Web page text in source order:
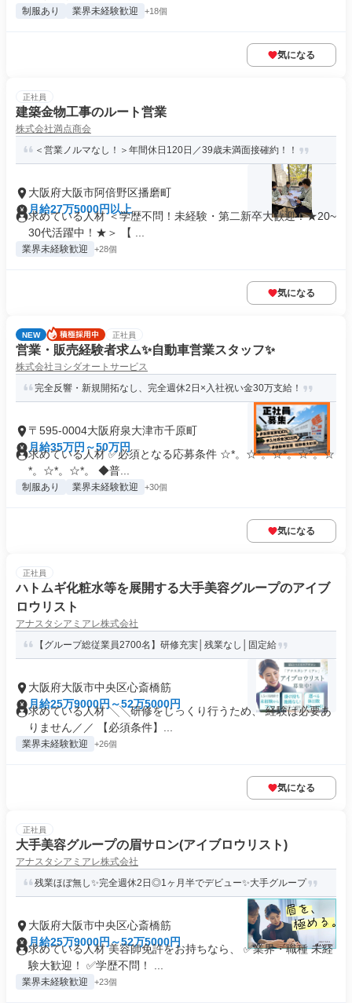
制服あり 業界未経験歓迎 +18個
気になる
正社員
建築金物工事のルート営業
株式会社満点商会
＜営業ノルマなし！＞年間休日120日／39歳未満面接確約！！
大阪府大阪市阿倍野区播磨町
月給27万5000円以上
求めている人材 ＜学歴不問！未経験・第二新卒大歓迎！★20~
30代活躍中！★＞ 【 ...
業界未経験歓迎 +28個
気になる
NEW 正社員
営業・販売経験者求ム✨自動車営業スタッフ✨
株式会社ヨシダオートサービス
完全反響・新規開拓なし、完全週休2日×入社祝い金30万支給！
〒595-0004大阪府泉大津市千原町
月給35万円～50万円
求めている人材 ✅必須となる応募条件 ☆*。☆*。☆*。☆*。☆
*。☆*。☆*。 ◆普...
制服あり 業界未経験歓迎 +30個
気になる
正社員
ハトムギ化粧水等を展開する大手美容グループのアイブ
ロウリスト
アナスタシアミアレ株式会社
【グループ総従業員2700名】研修充実│残業なし│固定給
大阪府大阪市中央区心斎橋筋
月給25万9000円～52万5000円
求めている人材 ╲╲研修をじっくり行うため、 経験は必要あ
りません／／ 【必須条件】...
業界未経験歓迎 +26個
気になる
正社員
大手美容グループの眉サロン(アイブロウリスト)
アナスタシアミアレ株式会社
残業ほぼ無し✨完全週休2日◎1ヶ月半でデビュー✨大手グループ
大阪府大阪市中央区心斎橋筋
月給25万9000円～52万5000円
求めている人材 美容師免許をお持ちなら、 ✅業界・職種 未経
験大歓迎！ ✅学歴不問！ ...
業界未経験歓迎 +23個